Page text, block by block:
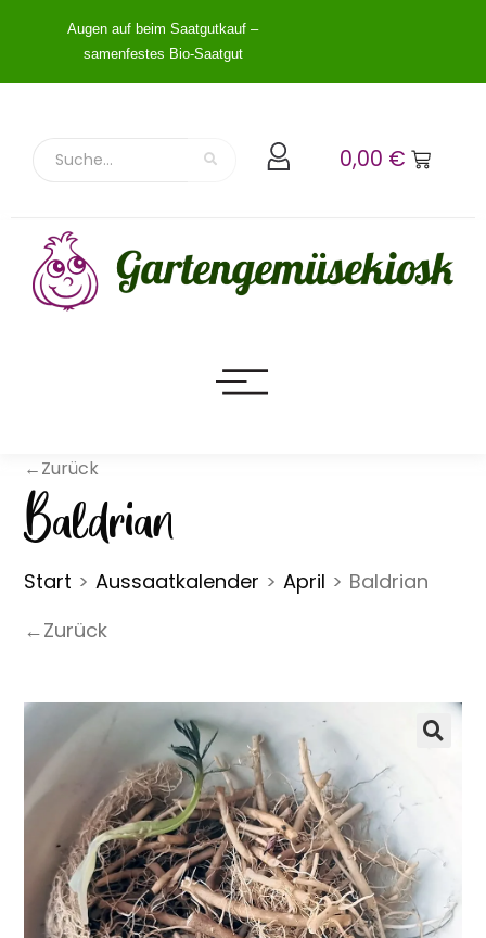
Augen auf beim Saatgutkauf –
samenfestes Bio-Saatgut
0,00 €
Baldrian
Start > Aussaatkalender > April > Baldrian
←Zurück
←Zurück